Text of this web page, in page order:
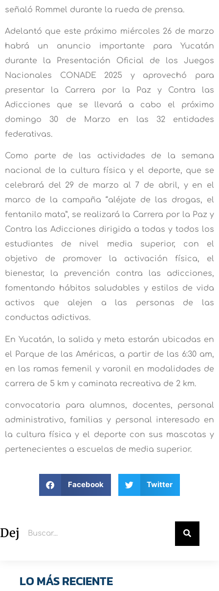
señaló Rommel durante la rueda de prensa.
Adelantó que este próximo miércoles 26 de marzo
habrá un anuncio importante para Yucatán
durante la Presentación Oficial de los Juegos
Nacionales CONADE 2025 y aprovechó para
presentar la Carrera por la Paz y Contra las
Adicciones que se llevará a cabo el próximo
domingo 30 de Marzo en las 32 entidades
federativas.
Como parte de las actividades de la semana
nacional de la cultura física y el deporte, que se
celebrará del 29 de marzo al 7 de abril, y en el
marco de la campaña “aléjate de las drogas, el
fentanilo mata”, se realizará la Carrera por la Paz y
Contra las Adicciones dirigida a todas y todos los
estudiantes de nivel media superior, con el
objetivo de promover la activación física, el
bienestar, la prevención contra las adicciones,
fomentando hábitos saludables y estilos de vida
activos que alejen a las personas de las
conductas adictivas.
En Yucatán, la salida y meta estarán ubicadas en
el Parque de las Américas, a partir de las 6:30 am,
en las ramas femenil y varonil en modalidades de
carrera de 5 km y caminata recreativa de 2 km.
convocatoria para alumnos, docentes, personal
administrativo, familias y personal interesado en
la cultura física y el deporte con sus mascotas y
pertenecientes a escuelas de media superior.
Facebook Twitter
Deja un comentario
LO MÁS RECIENTE